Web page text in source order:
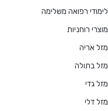
לימודי רפואה משלימה
מוצרי רוחניות
מזל אריה
מזל בתולה
מזל גדי
מזל דלי